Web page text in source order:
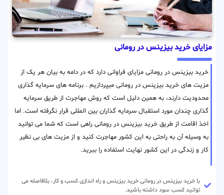
مزایای خرید بیزینس در رومانی
خرید بیزینس در رومانی مزایای فراوانی دارد که در دامه به بیان هر یک از
مزیت های خرید بیزینس در رومانی میپردازیم . برنامه های سرمایه گذاری
محدودیت دارند، به همین دلیل است که روش مهاجرت از طریق سرمایه
گذاری چندان مورد استقبال سرمایه گذاران بین المللی قرار نگرفته است. اما
اخذ اقامت از طریق خرید بیزینس در رومانی راهی است که شما می توانید
به وسیله آن به راحتی به این کشور مهاجرت کنید و از مزیت های بی نظیر
کار و زندگی در این کشور نهایت استفاده را ببرید.
با خرید بیزینس در رومانی خرید بیزینس و راه اندازی کسب و کار، بلافاصله می
توانید کسب سود داشته باشید.